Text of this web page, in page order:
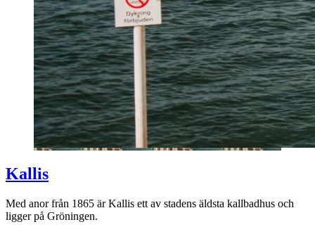
Kallis
Med anor från 1865 är Kallis ett av stadens äldsta kallbadhus och
ligger på Gröningen.